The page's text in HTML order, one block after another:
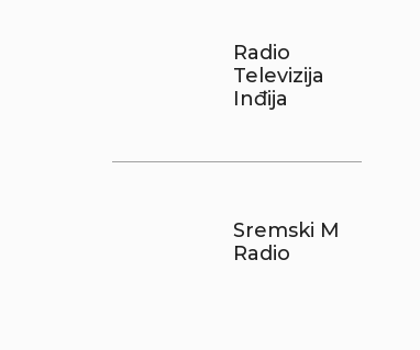
Radio
Televizija
Inđija
Sremski M
Radio